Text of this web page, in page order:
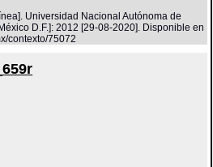
Universidad Nacional Autónoma de
D.F.]: 2012 [29-08-2020]. Disponible en
contexto/75072